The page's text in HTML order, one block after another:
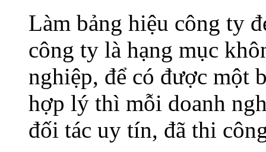
Làm bảng hiệu công ty
công ty là hạng mục
nghiệp, để có được một
hợp lý thì mỗi doanh
đối tác uy tín, đã thi